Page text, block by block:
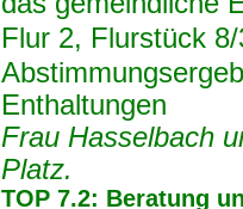
Flur 2, Flurstück
Enthaltungen
Frau Hasselbach
Platz.
TOP 7.2: Beratung